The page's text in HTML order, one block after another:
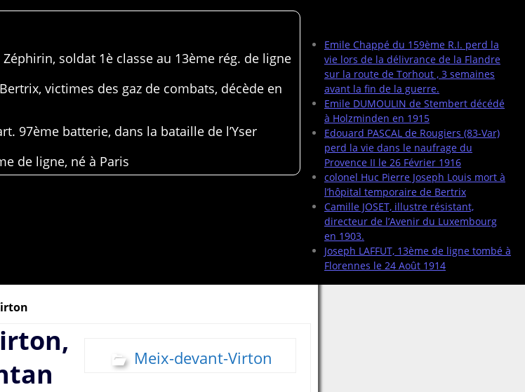
Emile Chappé du 159ème R.I. perd la
vie lors de la délivrance de la Flandre
sur la route de Torhout , 3 semaines
avant la fin de la guerre.
Emile DUMOULIN de Stembert décédé
à Holzminden en 1915
Edouard PASCAL de Rougiers (83-Var)
perd la vie dans le naufrage du
Provence II le 26 Février 1916
colonel Huc Pierre Joseph Louis mort à
l’hôpital temporaire de Bertrix
Camille JOSET, illustre résistant,
directeur de l’Avenir du Luxembourg
en 1903.
Joseph LAFFUT, 13ème de ligne tombé à
Florennes le 24 Août 1914
Zéphirin, soldat 1è classe au 13ème rég. de ligne
victimes des gaz de combats, décède en
97ème batterie, dans la bataille de l’Yser
de ligne, né à Paris
Meix-devant-Virton